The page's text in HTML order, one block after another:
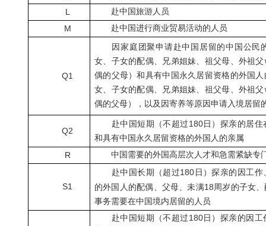
L 赴中国旅游人员
M 赴中国进行商业贸易活动的人员
Q1
因家庭团聚申请赴中国居留的中国公民
女、子女的配偶、兄弟姐妹、祖父母、外祖
偶的父母）和具有中国永久居留资格的外国
女、子女的配偶、兄弟姐妹、祖父母、外祖
偶的父母），以及因寄养等原因申请入境居留
Q2
赴中国短期（不超过 180日）探亲的居住
和具有中国永久居留资格的外国人的亲属
R 中国需要的外国高层次人才和急需紧缺专
S1
赴中国长期（超过180 日）探亲的因工
的外国人的配偶、父母、未满18周岁的子女
事务需要在中国境内居留的人员
赴中国短期（不超过 180日）探亲的因工